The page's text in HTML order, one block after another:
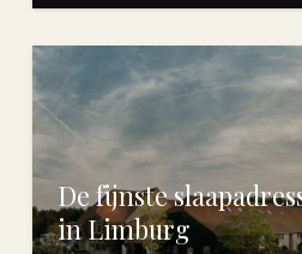
De fijnste
in Limburg